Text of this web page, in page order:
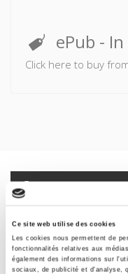
Ce site web utilise des cookies
Les cookies nous permettent de
fonctionnalités relatives aux
également des informations sur
sociaux, de publicité et d'analyse,
ePub -
Click here to buy
Specifications
Contents